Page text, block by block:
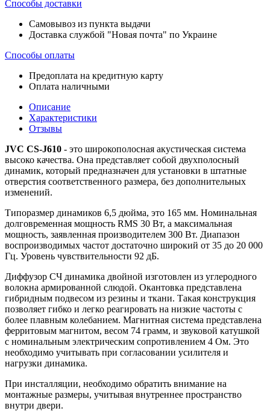
Способы доставки
Самовывоз из пункта выдачи
Доставка службой "Новая почта" по Украине
Способы оплаты
Предоплата на кредитную карту
Оплата наличными
Описание
Характеристики
Отзывы
JVC CS-J610 - это широкополосная акустическая система
высоко качества. Она представляет собой двухполосный
динамик, который предназначен для установки в штатные
отверстия соответственного размера, без дополнительных
изменений.
Типоразмер динамиков 6,5 дюйма, это 165 мм. Номинальная
долговременная мощность RMS 30 Вт, а максимальная
мощность, заявленная производителем 300 Вт. Диапазон
воспроизводимых частот достаточно широкий от 35 до 20 000
Гц. Уровень чувствительности 92 дБ.
Диффузор СЧ динамика двойной изготовлен из углеродного
волокна армированной слюдой. Окантовка представлена
гибридным подвесом из резины и ткани. Такая конструкция
позволяет гибко и легко реагировать на низкие частоты с
более плавным колебанием. Магнитная система представлена
ферритовым магнитом, весом 74 грамм, и звуковой катушкой
с номинальным электрическим сопротивлением 4 Ом. Это
необходимо учитывать при согласовании усилителя и
нагрузки динамика.
При инсталляции, необходимо обратить внимание на
монтажные размеры, учитывая внутреннее пространство
внутри двери.